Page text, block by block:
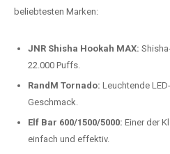
beliebtesten Marken:
JNR Shisha Hookah MAX:
22.000 Puffs.
RandM Tornado: Leuchtende
Geschmack.
Elf Bar 600/1500/5000: Einer der
einfach und effektiv.